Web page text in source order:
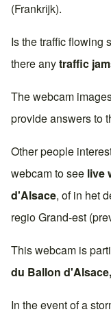
(Frankrijk).
Is the traffic flowing
there anytraffic
The webcam
provide answers to
Other people
webcam to see live
d'Alsace, of in het
regioGrand-est
This webcam is
du Ballon d'Alsace,
In the event of a